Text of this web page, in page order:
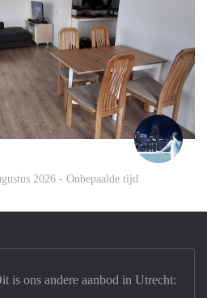
2026 - Onbepaalde tijd
is ons andere aanbod in Utrecht: